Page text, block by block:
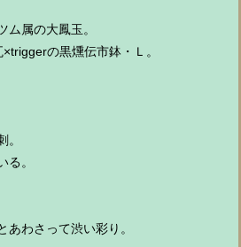
ム属の大鳳玉。
の黒燻伝市鉢・Ｌ。
。
る。
あわさって渋い彩り。